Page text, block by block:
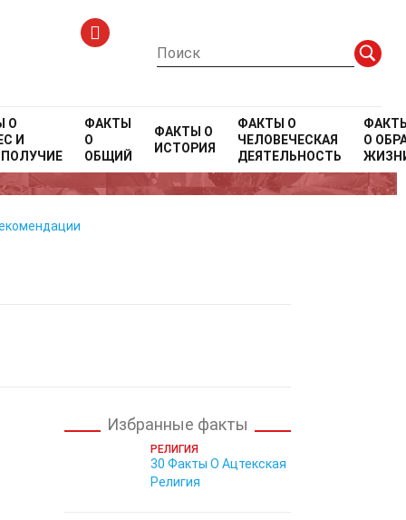
О
И
ФАКТЫ
О
ОБЩИЙ
ФАКТЫ О
ИСТОРИЯ
ФАКТЫ О
ЧЕЛОВЕЧЕСКАЯ
ДЕЯТЕЛЬНОСТЬ
О
Избранные факты
РЕЛИГИЯ
30 Факты О Ацтекская
Религия